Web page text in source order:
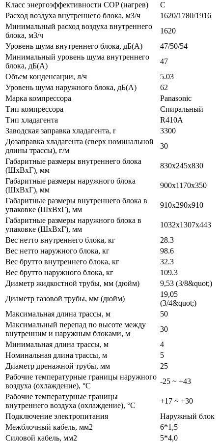
Класс энергоэффективности COP (нагрев)
C
Расход воздуха внутреннего блока, м3/ч
1620/1780/1916
Минимальный расход воздуха внутреннего
блока, м3/ч
1620
Уровень шума внутреннего блока, дБ(А)
47/50/54
Минимальный уровень шума внутреннего
блока, дБ(А)
47
Объем конденсации, л/ч
5.03
Уровень шума наружного блока, дБ(А)
62
Марка компрессора
Panasonic
Тип компрессора
Спиральный
Тип хладагента
R410A
Заводская заправка хладагента, r
3300
Дозаправка хладагента (сверх номинальной
длины трассы), г/м
30
Габаритные размеры внутреннего блока
(ШxВxГ), мм
830x245x830
Габаритные размеры наружного блока
(ШxВxГ), мм
900x1170x350
Габаритные размеры внутреннего блока в
упаковке (ШxВxГ), мм
910x290x910
Габаритные размеры наружного блока в
упаковке (ШxВxГ), мм
1032x1307x443
Вес нетто внутреннего блока, кг
28.3
Вес нетто наружного блока, кг
98.6
Вес брутто внутреннего блока, кг
32.3
Вес брутто наружного блока, кг
109.3
Диаметр жидкостной трубы, мм (дюйм)
9,53 (3/8&quot;)
Диаметр газовой трубы, мм (дюйм)
19,05
(3/4&quot;)
Максимальная длина трассы, м
50
Максимальный перепад по высоте между
внутренним и наружным блоками, м
30
Минимальная длина трассы, м
4
Номинальная длина трассы, м
5
Диаметр дренажной трубы, мм
25
Рабочие температурные границы наружного
воздуха (охлаждение), °C
-25 ~ +43
Рабочие температурные границы
внутреннего воздуха (охлаждение), °C
+17 ~ +30
Подключение электропитания
Наружный блок
Межблочный кабель, мм2
6*1,5
Силовой кабель, мм2
5*4,0